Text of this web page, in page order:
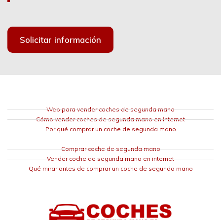
Solicitar información
Web para vender coches de segunda mano
Cómo vender coches de segunda mano en internet
Por qué comprar un coche de segunda mano
Comprar coche de segunda mano
Vender coche de segunda mano en internet
Qué mirar antes de comprar un coche de segunda mano